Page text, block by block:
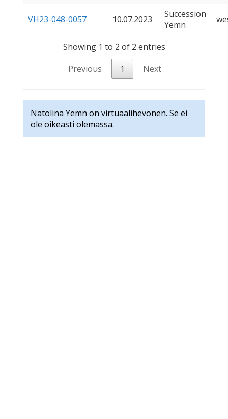
VH23-048-0057 10.07.2023
Succession
Yemn
Showing 1 to 2 of 2 entries
Previous
1 Next
Natolina Yemn on virtuaalihevonen. Se ei
ole oikeasti olemassa.